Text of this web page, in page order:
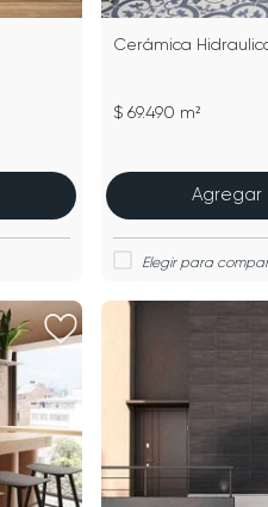
Cerámica
$ 69.490 m²
Agregar